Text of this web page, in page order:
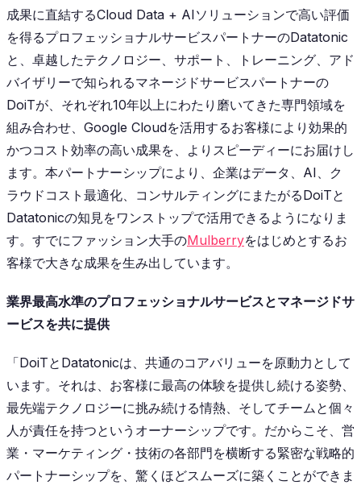
成果に直結するCloud Data + AIソリューションで高い評価
を得るプロフェッショナルサービスパートナーのDatatonic
と、卓越したテクノロジー、サポート、トレーニング、アド
バイザリーで知られるマネージドサービスパートナーの
DoiTが、それぞれ10年以上にわたり磨いてきた専門領域を
組み合わせ、Google Cloudを活用するお客様により効果的
かつコスト効率の高い成果を、よりスピーディーにお届けし
ます。本パートナーシップにより、企業はデータ、AI、ク
ラウドコスト最適化、コンサルティングにまたがるDoiTと
Datatonicの知見をワンストップで活用できるようになりま
す。すでにファッション大手のMulberryをはじめとするお
客様で大きな成果を生み出しています。
業界最高水準のプロフェッショナルサービスとマネージドサ
ービスを共に提供
「DoiTとDatatonicは、共通のコアバリューを原動力として
います。それは、お客様に最高の体験を提供し続ける姿勢、
最先端テクノロジーに挑み続ける情熱、そしてチームと個々
人が責任を持つというオーナーシップです。だからこそ、営
業・マーケティング・技術の各部門を横断する緊密な戦略的
パートナーシップを、驚くほどスムーズに築くことができま